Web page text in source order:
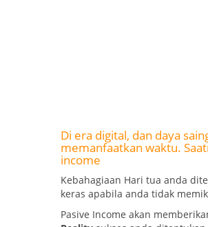
Di era digital, dan daya
memanfaatkan waktu.
income
Kebahagiaan Hari tua anda
keras apabila anda tidak
Pasive Income akan